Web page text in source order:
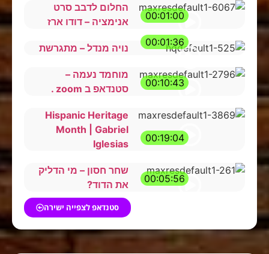
00:01:00
החלום לדבב סרט
אנימציה – דודו ארז
00:01:36
נויה מנדל – מתגרשת
00:10:43
מוחמד נעמה –
סטנדאפ ב zoom .
00:19:04
Hispanic Heritage
Month | Gabriel
Iglesias
00:05:56
שחר חסון – מי הדליק
את הדוד?
סטנדאפ לצפייה ישירה